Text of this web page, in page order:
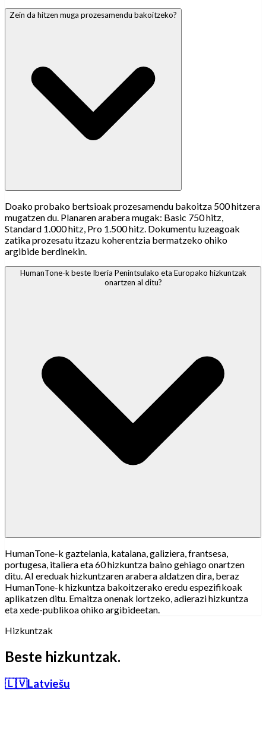
Zein da hitzen muga prozesamendu bakoitzeko?
Doako probako bertsioak prozesamendu bakoitza 500 hitzera
mugatzen du. Planaren arabera mugak: Basic 750 hitz,
Standard 1.000 hitz, Pro 1.500 hitz. Dokumentu luzeagoak
zatika prozesatu itzazu koherentzia bermatzeko ohiko
argibide berdinekin.
HumanTone-k beste Iberia Penintsulako eta Europako hizkuntzak
onartzen al ditu?
HumanTone-k gaztelania, katalana, galiziera, frantsesa,
portugesa, italiera eta 60 hizkuntza baino gehiago onartzen
ditu. AI ereduak hizkuntzaren arabera aldatzen dira, beraz
HumanTone-k hizkuntza bakoitzerako eredu espezifikoak
aplikatzen ditu. Emaitza onenak lortzeko, adierazi hizkuntza
eta xede-publikoa ohiko argibideetan.
Hizkuntzak
Beste hizkuntzak.
🇱🇻Latviešu